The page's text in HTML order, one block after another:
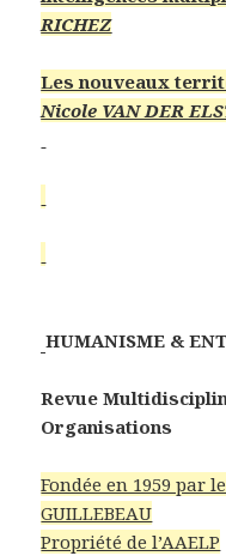
RICHEZ
Les nouveaux
Nicole VAN DER
HUMANISME &
Revue
Organisations
Fondée en 1959 par
GUILLEBEAU
Propriété de l’AAELP